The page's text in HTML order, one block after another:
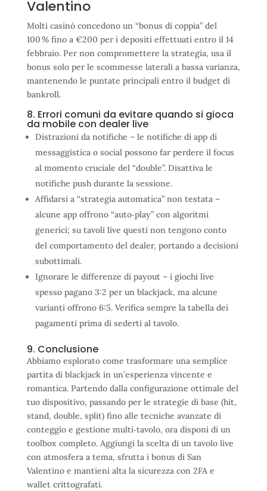
Valentino
Molti casinò concedono un “bonus di coppia” del
100 % fino a €200 per i depositi effettuati entro il 14
febbraio. Per non compromettere la strategia, usa il
bonus solo per le scommesse laterali a bassa varianza,
mantenendo le puntate principali entro il budget di
bankroll.
8. Errori comuni da evitare quando si gioca
da mobile con dealer live
Distrazioni da notifiche – le notifiche di app di
messaggistica o social possono far perdere il focus
al momento cruciale del “double”. Disattiva le
notifiche push durante la sessione.
Affidarsi a “strategia automatica” non testata –
alcune app offrono “auto‑play” con algoritmi
generici; su tavoli live questi non tengono conto
del comportamento del dealer, portando a decisioni
subottimali.
Ignorare le differenze di payout – i giochi live
spesso pagano 3:2 per un blackjack, ma alcune
varianti offrono 6:5. Verifica sempre la tabella dei
pagamenti prima di sederti al tavolo.
9. Conclusione
Abbiamo esplorato come trasformare una semplice
partita di blackjack in un’esperienza vincente e
romantica. Partendo dalla configurazione ottimale del
tuo dispositivo, passando per le strategie di base (hit,
stand, double, split) fino alle tecniche avanzate di
conteggio e gestione multi‑tavolo, ora disponi di un
toolbox completo. Aggiungi la scelta di un tavolo live
con atmosfera a tema, sfrutta i bonus di San
Valentino e mantieni alta la sicurezza con 2FA e
wallet crittografati.